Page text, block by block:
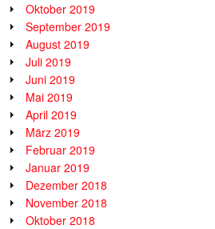
Oktober 2019
September 2019
August 2019
Juli 2019
Juni 2019
Mai 2019
April 2019
März 2019
Februar 2019
Januar 2019
Dezember 2018
November 2018
Oktober 2018